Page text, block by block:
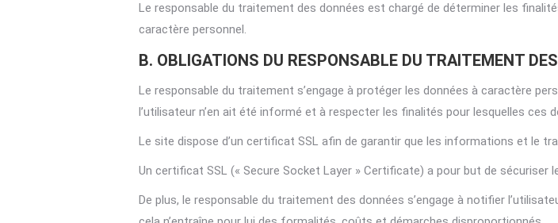
Le responsable du traitement des données est chargé de déterminer les
caractère personnel.
B. OBLIGATIONS DU RESPONSABLE DU TRAITEMENT
Le responsable du traitement s’engage à protéger les données à caractère
l’utilisateur n’en ait été informé et à respecter les finalités pour lesquelles ces
Le site dispose d’un certificat SSL afin de garantir que les informations et le
Un certificat SSL (« Secure Socket Layer » Certificate) a pour but de sécuriser
De plus, le responsable du traitement des données s’engage à notifier